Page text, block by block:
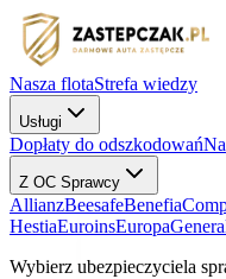
Nasza flotaStrefa wiedzy
Usługi
Dopłaty do odszkodowań
Z OC Sprawcy
AllianzBeesafeBenefia
HestiaEuroinsEuropa
Wybierz ubezpieczyciela